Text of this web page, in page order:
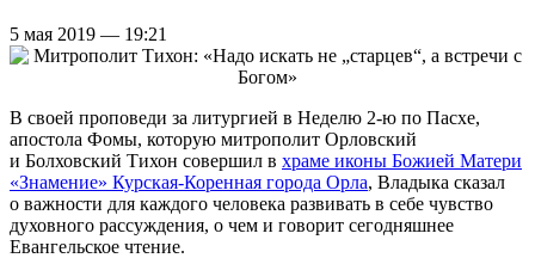
5 мая 2019 — 19:21
В своей проповеди за литургией в Неделю 2-ю по Пасхе,
апостола Фомы, которую митрополит Орловский
и Болховский Тихон совершил в храме иконы Божией Матери
«Знамение» Курская-Коренная города Орла, Владыка сказал
о важности для каждого человека развивать в себе чувство
духовного рассуждения, о чем и говорит сегодняшнее
Евангельское чтение.